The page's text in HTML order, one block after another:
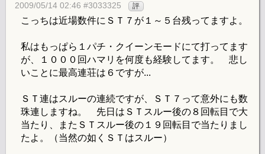
2009/05/14 02:46 #3033325 評
こっちは近場数件にＳＴ７が１～５台残ってますよ。
私はもっぱら１パチ・クイーンモードにて打ってます
が、１０００回ハマリを何度も経験してます。 悲し
いことに最高連荘は６ですが...
ＳＴ連はスルーの連続ですが、ＳＴ７って意外にも数
珠連しますね。 先日はＳＴスルー後の８回転目で大
当たり、またＳＴスルー後の１９回転目で当たりまし
たよ。（当然の如くＳＴはスルー）